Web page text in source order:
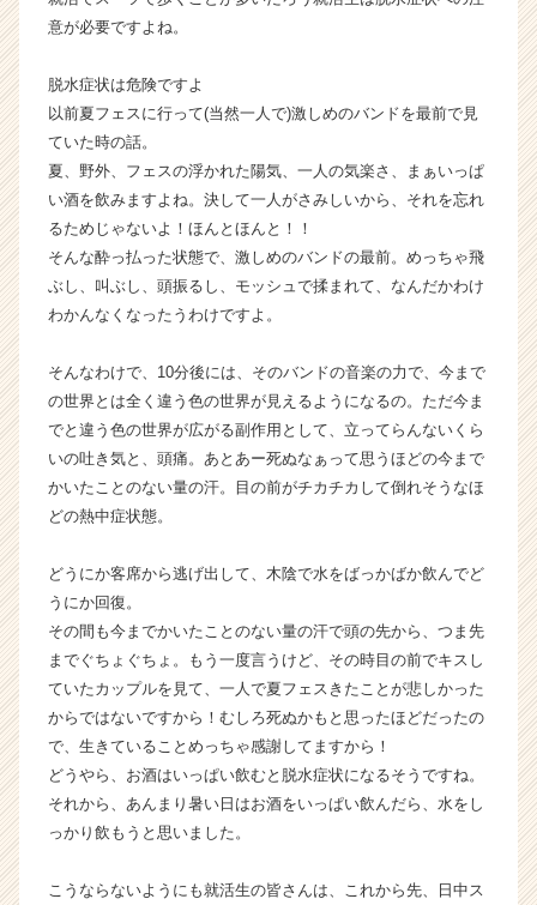
a
e
r）
意が必要ですよね。
脱水症状は危険ですよ
以前夏フェスに行って(当然一人で)激しめのバンドを最前で見
ていた時の話。
夏、野外、フェスの浮かれた陽気、一人の気楽さ、まぁいっぱ
い酒を飲みますよね。決して一人がさみしいから、それを忘れ
るためじゃないよ！ほんとほんと！！
そんな酔っ払った状態で、激しめのバンドの最前。めっちゃ飛
ぶし、叫ぶし、頭振るし、モッシュで揉まれて、なんだかわけ
わかんなくなったうわけですよ。
そんなわけで、10分後には、そのバンドの音楽の力で、今まで
の世界とは全く違う色の世界が見えるようになるの。ただ今ま
でと違う色の世界が広がる副作用として、立ってらんないくら
いの吐き気と、頭痛。あとあー死ぬなぁって思うほどの今まで
かいたことのない量の汗。目の前がチカチカして倒れそうなほ
どの熱中症状態。
どうにか客席から逃げ出して、木陰で水をばっかばか飲んでど
うにか回復。
その間も今までかいたことのない量の汗で頭の先から、つま先
までぐちょぐちょ。もう一度言うけど、その時目の前でキスし
ていたカップルを見て、一人で夏フェスきたことが悲しかった
からではないですから！むしろ死ぬかもと思ったほどだったの
で、生きていることめっちゃ感謝してますから！
どうやら、お酒はいっぱい飲むと脱水症状になるそうですね。
それから、あんまり暑い日はお酒をいっぱい飲んだら、水をし
っかり飲もうと思いました。
こうならないようにも就活生の皆さんは、これから先、日中ス